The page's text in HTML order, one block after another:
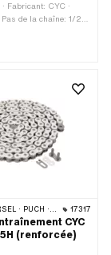
Fabricant: CYC ·
Pas de la chaîne: 1/2"
roulement: 1626 mm ·
(BÊTA 521 & 512) · ZÜNDAPP BELMONDO · TOMOS · BYE BIKE 17317
CYC
(renforcée)